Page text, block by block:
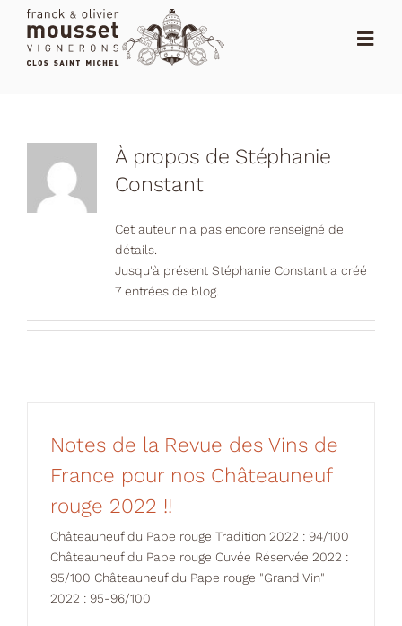
Passer
contenu
LE DOMAINE
DISTRIBUTEURS
À propos de Stéphanie
Constant
Cet auteur n'a pas encore renseigné de
détails.
Jusqu'à présent Stéphanie Constant a créé
7 entrées de blog.
Notes de la Revue des Vins de
France pour nos Châteauneuf
rouge 2022 !!
Châteauneuf du Pape rouge Tradition 2022 : 94/100
Châteauneuf du Pape rouge Cuvée Réservée 2022 :
95/100 Châteauneuf du Pape rouge "Grand Vin"
2022 : 95-96/100